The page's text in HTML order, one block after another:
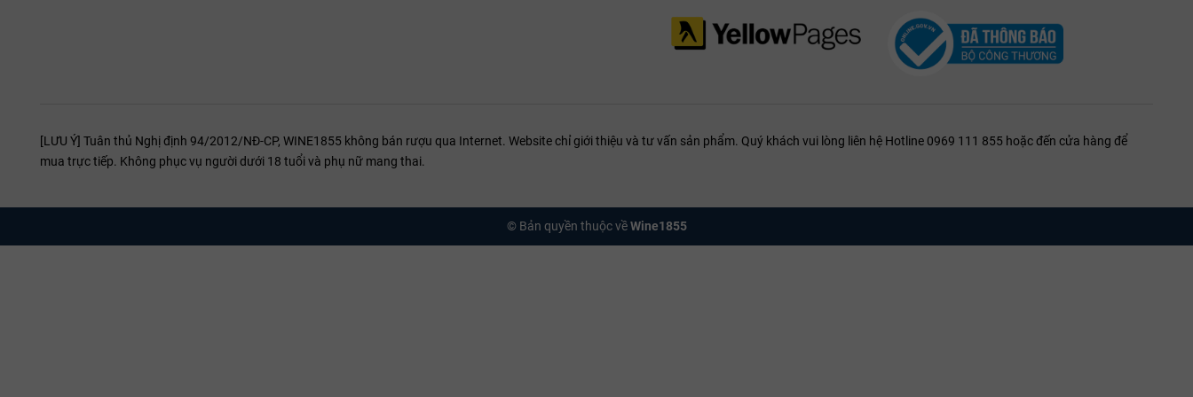
[LƯU Ý] Tuân thủ Nghị định 94/2012/NĐ-CP, WINE1855 không bán rượu qua Internet. Website chỉ giới thiệu và tư vấn sản phẩm. Quý khách vui lòng liên hệ Hotline 0969 111 855 hoặc đến cửa hàng để
mua trực tiếp. Không phục vụ người dưới 18 tuổi và phụ nữ mang thai.
© Bản quyền thuộc vềWine1855